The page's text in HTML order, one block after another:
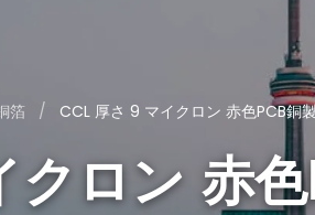
箔 / CCL 厚さ 9 マイクロン 赤色PCB銅
ロン 赤